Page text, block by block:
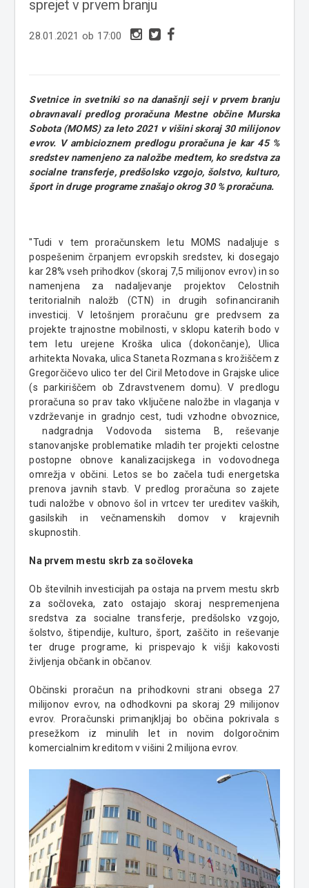
sprejet v prvem branju
28.01.2021 ob 17:00
Svetnice in svetniki so na današnji seji v prvem branju
obravnavali predlog proračuna Mestne občine Murska
Sobota (MOMS) za leto 2021 v višini skoraj 30 milijonov
evrov. V ambicioznem predlogu proračuna je kar 45 %
sredstev namenjeno za naložbe medtem, ko sredstva za
socialne transferje, predšolsko vzgojo, šolstvo, kulturo,
šport in druge programe znašajo okrog 30 % proračuna.
"Tudi v tem proračunskem letu MOMS nadaljuje s
pospešenim črpanjem evropskih sredstev, ki dosegajo
kar 28% vseh prihodkov (skoraj 7,5 milijonov evrov) in so
namenjena za nadaljevanje projektov Celostnih
teritorialnih naložb (CTN) in drugih sofinanciranih
investicij. V letošnjem proračunu gre predvsem za
projekte trajnostne mobilnosti, v sklopu katerih bodo v
tem letu urejene Kroška ulica (dokončanje), Ulica
arhitekta Novaka, ulica Staneta Rozmana s krožiščem z
Gregorčičevo ulico ter del Ciril Metodove in Grajske ulice
(s parkiriščem ob Zdravstvenem domu). V predlogu
proračuna so prav tako vključene naložbe in vlaganja v
vzdrževanje in gradnjo cest, tudi vzhodne obvoznice,
nadgradnja Vodovoda sistema B, reševanje
stanovanjske problematike mladih ter projekti celostne
postopne obnove kanalizacijskega in vodovodnega
omrežja v občini. Letos se bo začela tudi energetska
prenova javnih stavb. V predlog proračuna so zajete
tudi naložbe v obnovo šol in vrtcev ter ureditev vaških,
gasilskih in večnamenskih domov v krajevnih
skupnostih.
Na prvem mestu skrb za sočloveka
Ob številnih investicijah pa ostaja na prvem mestu skrb
za sočloveka, zato ostajajo skoraj nespremenjena
sredstva za socialne transferje, predšolsko vzgojo,
šolstvo, štipendije, kulturo, šport, zaščito in reševanje
ter druge programe, ki prispevajo k višji kakovosti
življenja občank in občanov.
Občinski proračun na prihodkovni strani obsega 27
milijonov evrov, na odhodkovni pa skoraj 29 milijonov
evrov. Proračunski primanjkljaj bo občina pokrivala s
presežkom iz minulih let in novim dolgoročnim
komercialnim kreditom v višini 2 milijona evrov.